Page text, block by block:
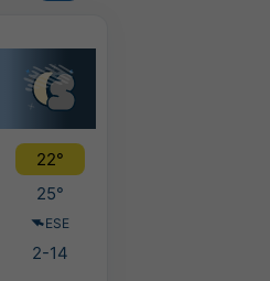
22°
25°
ESE
2-14